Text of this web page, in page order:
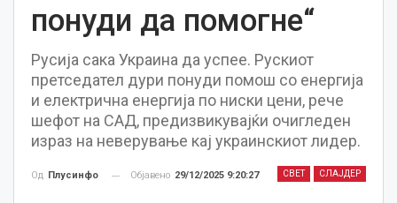
понуди да помогне“
Русија сака Украина да успее. Рускиот
претседател дури понуди помош со енергија
и електрична енергија по ниски цени, рече
шефот на САД, предизвикувајќи очигледен
израз на неверување кај украинскиот лидер.
СВЕТ СЛАЈДЕР
Од Плусинфо Објавено 29/12/2025 9:20:27